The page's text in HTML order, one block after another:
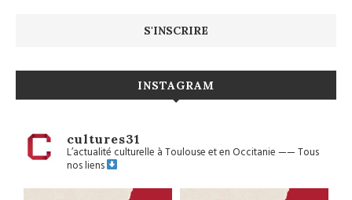
INSTAGRAM
cultures31
L’actualité culturelle à Toulouse et en Occitanie——Tous
nos liens